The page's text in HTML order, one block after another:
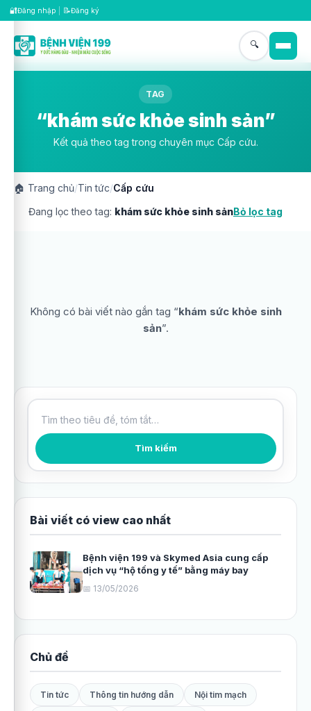
🔐Đăng nhập 📝Đăng ký
🔍
TAG
“khám sức khỏe sinh sản”
Kết quả theo tag trong chuyên mục Cấp cứu.
🏠 Trang chủ/Tin tức/Cấp cứu
Đang lọc theo tag: khám sức khỏe sinh sảnBỏ lọc tag
Không có bài viết nào gắn tag “khám sức khỏe sinh
sản”.
Tìm kiếm bài viết Tìm kiếm
Bài viết có view cao nhất
Bệnh viện 199 và Skymed Asia cung cấp
dịch vụ “hộ tống y tế” bằng máy bay
📅 13/05/2026
Chủ đề
Tin tức Thông tin hướng dẫn Nội tim mạch